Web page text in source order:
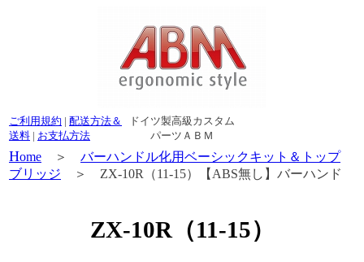
ご利用規約 | 配送方法＆
送料 | お支払方法
ドイツ製高級カスタム
パーツＡＢＭ
Home ＞ バーハンドル化用ベーシックキット＆トップ
ブリッジ ＞ ZX-10R（11-15）【ABS無し】バーハンド
ZX-10R（11-15）